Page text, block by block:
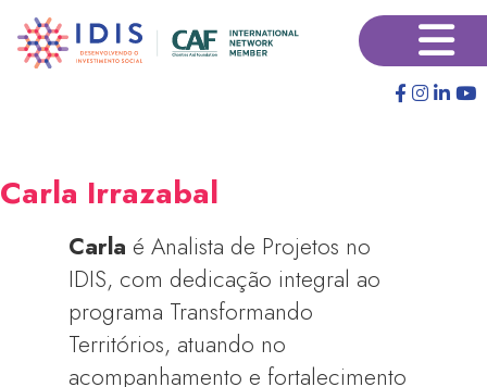
para
×
Carla Irrazabal
Carla é Analista de Projetos no
IDIS, com dedicação integral ao
programa Transformando
Territórios, atuando no
acompanhamento e fortalecimento